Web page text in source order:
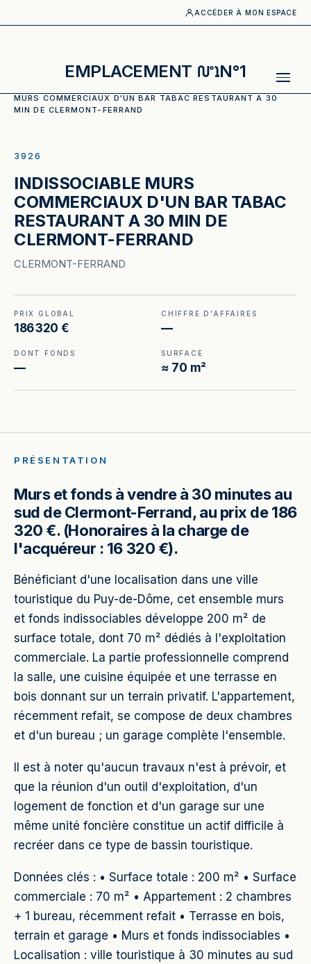
ACCÉDER À MON ESPACE
EMPLACEMENT N°1
MURS COMMERCIAUX D'UN BAR TABAC RESTAURANT A 30
MIN DE CLERMONT-FERRAND
3926
INDISSOCIABLE MURS
COMMERCIAUX D'UN BAR TABAC
RESTAURANT A 30 MIN DE
CLERMONT-FERRAND
CLERMONT-FERRAND
PRIX GLOBAL
186 320 €
CHIFFRE D'AFFAIRES
—
DONT FONDS
—
SURFACE
≈ 70 m²
PRÉSENTATION
Murs et fonds à vendre à 30 minutes au
sud de Clermont-Ferrand, au prix de 186
320 €. (Honoraires à la charge de
l'acquéreur : 16 320 €).
Bénéficiant d'une localisation dans une ville
touristique du Puy-de-Dôme, cet ensemble murs
et fonds indissociables développe 200 m² de
surface totale, dont 70 m² dédiés à l'exploitation
commerciale. La partie professionnelle comprend
la salle, une cuisine équipée et une terrasse en
bois donnant sur un terrain privatif. L'appartement,
récemment refait, se compose de deux chambres
et d'un bureau ; un garage complète l'ensemble.
Il est à noter qu'aucun travaux n'est à prévoir, et
que la réunion d'un outil d'exploitation, d'un
logement de fonction et d'un garage sur une
même unité foncière constitue un actif difficile à
recréer dans ce type de bassin touristique.
Données clés : • Surface totale : 200 m² • Surface
commerciale : 70 m² • Appartement : 2 chambres
+ 1 bureau, récemment refait • Terrasse en bois,
terrain et garage • Murs et fonds indissociables •
Localisation : ville touristique à 30 minutes au sud